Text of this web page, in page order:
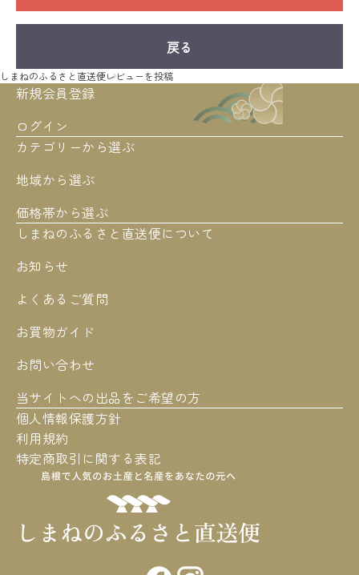
戻る
しまねのふるさと直送便レビューを投稿
カテゴリーから選ぶ
地域から選ぶ
価格帯から選ぶ
新規会員登録
ログイン
しまねのふるさと直送便について
お知らせ
よくあるご質問
お買物ガイド
お問い合わせ
当サイトへの出品をご希望の方
個人情報保護方針
利用規約
特定商取引に関する表記